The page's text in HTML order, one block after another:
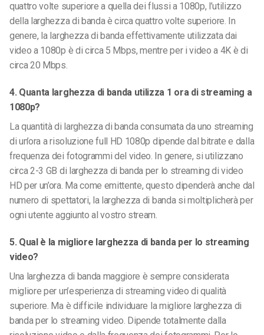
quattro volte superiore a quella dei flussi a 1080p, l’utilizzo
della larghezza di banda è circa quattro volte superiore. In
genere, la larghezza di banda effettivamente utilizzata dai
video a 1080p è di circa 5 Mbps, mentre per i video a 4K è di
circa 20 Mbps.
4. Quanta larghezza di banda utilizza 1 ora di streaming a
1080p?
La quantità di larghezza di banda consumata da uno streaming
di un’ora a risoluzione full HD 1080p dipende dal bitrate e dalla
frequenza dei fotogrammi del video. In genere, si utilizzano
circa 2-3 GB di larghezza di banda per lo streaming di video
HD per un’ora. Ma come emittente, questo dipenderà anche dal
numero di spettatori, la larghezza di banda si moltiplicherà per
ogni utente aggiunto al vostro stream.
5. Qual è la migliore larghezza di banda per lo streaming
video?
Una larghezza di banda maggiore è sempre considerata
migliore per un’esperienza di streaming video di qualità
superiore. Ma è difficile individuare la migliore larghezza di
banda per lo streaming video. Dipende totalmente dalla